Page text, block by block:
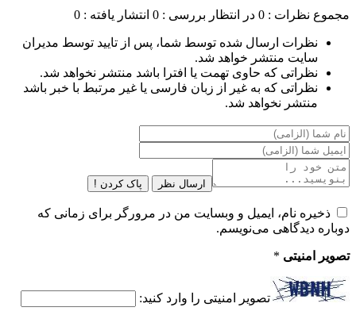
مجموع نظرات : 0 در انتظار بررسی : 0 انتشار یافته : 0
نظرات ارسال شده توسط شما، پس از تایید توسط مدیران
سایت منتشر خواهد شد.
نظراتی که حاوی تهمت یا افترا باشد منتشر نخواهد شد.
نظراتی که به غیر از زبان فارسی یا غیر مرتبط با خبر باشد
منتشر نخواهد شد.
ارسال نظر پاک کردن !
ذخیره نام، ایمیل و وبسایت من در مرورگر برای زمانی که
دوباره دیدگاهی می‌نویسم.
تصویر امنیتی *
تصویر امنیتی را وارد کنید: